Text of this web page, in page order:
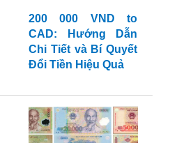
200 000 VND to
CAD: Hướng Dẫn
Chi Tiết và Bí Quyết
Đổi Tiền Hiệu Quả